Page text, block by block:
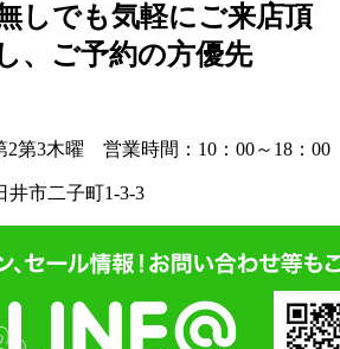
しでも気軽にご来店頂
、ご予約の方優先
2第3木曜 営業時間：10：00～18：00
井市二子町1-3-3